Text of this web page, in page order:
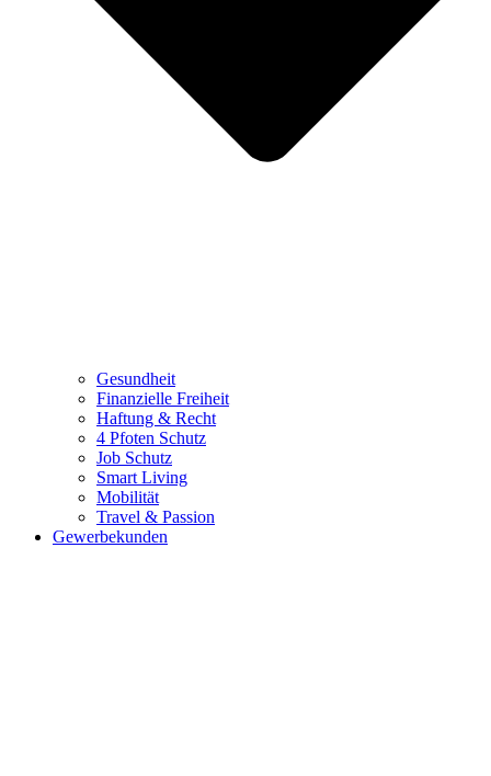
Gesundheit
Finanzielle Freiheit
Haftung & Recht
4 Pfoten Schutz
Job Schutz
Smart Living
Mobilität
Travel & Passion
Gewerbekunden